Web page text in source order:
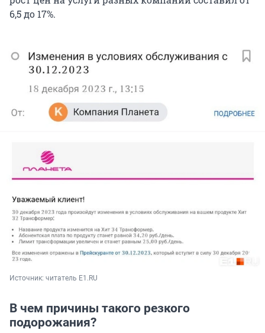
6,5 до 17%.
Источник: читатель Е1.RU
В чем причины такого резкого
подорожания?